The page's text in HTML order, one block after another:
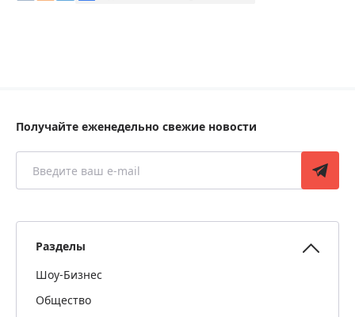
Получайте еженедельно свежие новости
Разделы
Шоу-Бизнес
Общество